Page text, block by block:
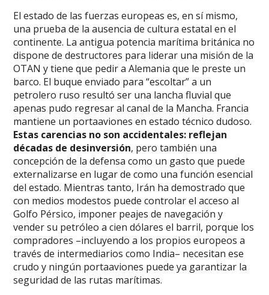
El estado de las fuerzas europeas es, en sí mismo,
una prueba de la ausencia de cultura estatal en el
continente. La antigua potencia marítima británica no
dispone de destructores para liderar una misión de la
OTAN y tiene que pedir a Alemania que le preste un
barco. El buque enviado para “escoltar” a un
petrolero ruso resultó ser una lancha fluvial que
apenas pudo regresar al canal de la Mancha. Francia
mantiene un portaaviones en estado técnico dudoso.
Estas carencias no son accidentales: reflejan
décadas de desinversión, pero también una
concepción de la defensa como un gasto que puede
externalizarse en lugar de como una función esencial
del estado. Mientras tanto, Irán ha demostrado que
con medios modestos puede controlar el acceso al
Golfo Pérsico, imponer peajes de navegación y
vender su petróleo a cien dólares el barril, porque los
compradores –incluyendo a los propios europeos a
través de intermediarios como India– necesitan ese
crudo y ningún portaaviones puede ya garantizar la
seguridad de las rutas marítimas.